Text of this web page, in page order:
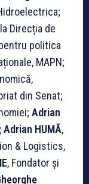
Direcția de
politica
MAPN;
din Senat;
Adrian
; Adrian HUMĂ,
& Logistics,
, Fondator și